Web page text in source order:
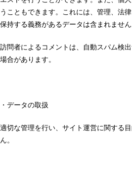
うこともできます。これには、管理、法
保持する義務があるデータは含まれません
訪問者によるコメントは、自動スパム検
場合があります。
・データの取扱
適切な管理を行い、サイト運営に関する
ん。